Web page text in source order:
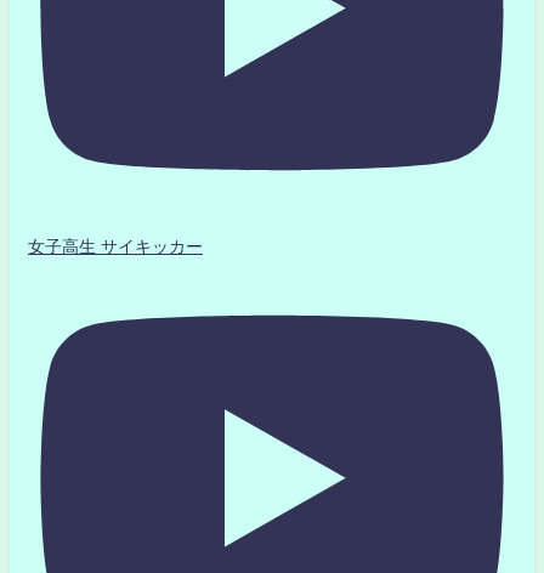
女子高生 サイキッカー